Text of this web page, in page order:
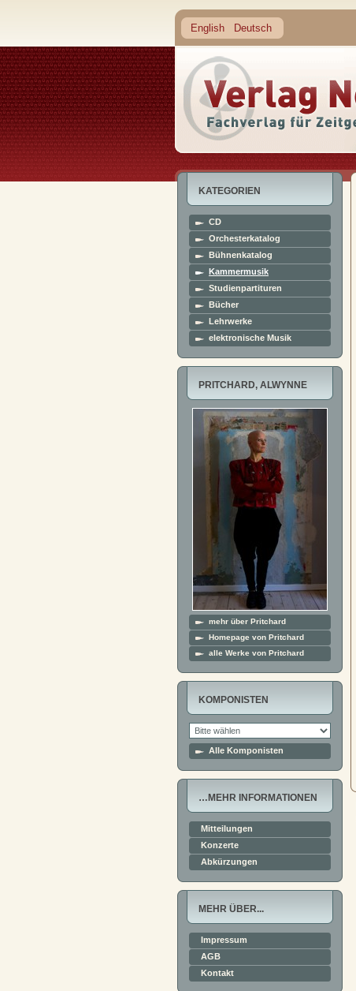
English Deutsch
KATEGORIEN
CD
Orchesterkatalog
Bühnenkatalog
Kammermusik
Studienpartituren
Bücher
Lehrwerke
elektronische Musik
PRITCHARD, ALWYNNE
mehr über Pritchard
Homepage von Pritchard
alle Werke von Pritchard
KOMPONISTEN
Alle Komponisten
…MEHR INFORMATIONEN
Mitteilungen
Konzerte
Abkürzungen
MEHR ÜBER...
Impressum
AGB
Kontakt